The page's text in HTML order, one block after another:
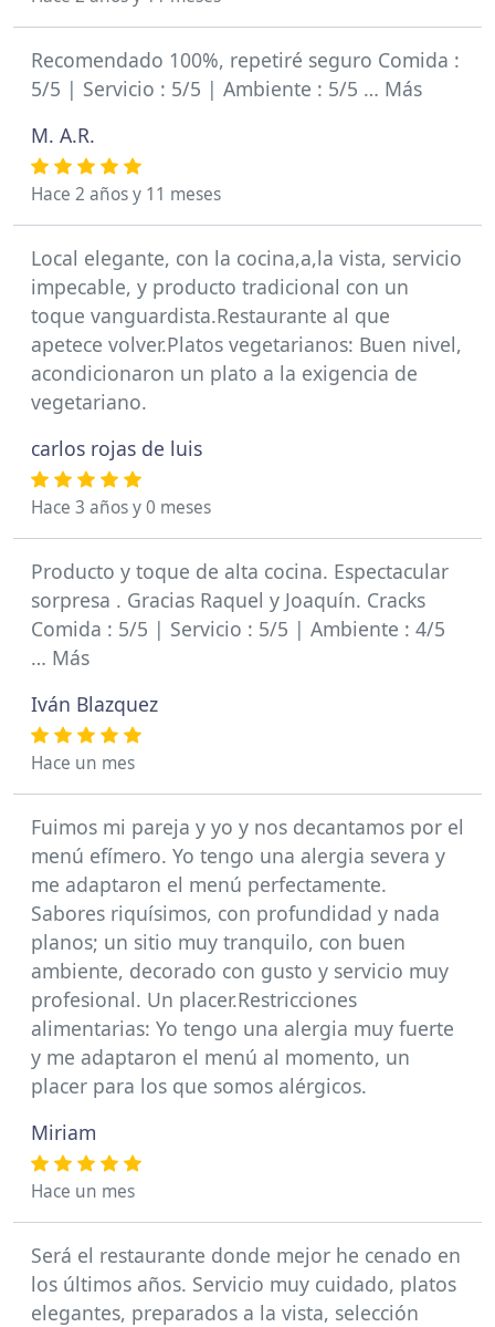
Recomendado 100%, repetiré seguro Comida :
5/5 | Servicio : 5/5 | Ambiente : 5/5 … Más
M. A.R.
Hace 2 años y 11 meses
Local elegante, con la cocina,a,la vista, servicio
impecable, y producto tradicional con un
toque vanguardista.Restaurante al que
apetece volver.Platos vegetarianos: Buen nivel,
acondicionaron un plato a la exigencia de
vegetariano.
carlos rojas de luis
Hace 3 años y 0 meses
Producto y toque de alta cocina. Espectacular
sorpresa . Gracias Raquel y Joaquín. Cracks
Comida : 5/5 | Servicio : 5/5 | Ambiente : 4/5
… Más
Iván Blazquez
Hace un mes
Fuimos mi pareja y yo y nos decantamos por el
menú efímero. Yo tengo una alergia severa y
me adaptaron el menú perfectamente.
Sabores riquísimos, con profundidad y nada
planos; un sitio muy tranquilo, con buen
ambiente, decorado con gusto y servicio muy
profesional. Un placer.Restricciones
alimentarias: Yo tengo una alergia muy fuerte
y me adaptaron el menú al momento, un
placer para los que somos alérgicos.
Miriam
Hace un mes
Será el restaurante donde mejor he cenado en
los últimos años. Servicio muy cuidado, platos
elegantes, preparados a la vista, selección